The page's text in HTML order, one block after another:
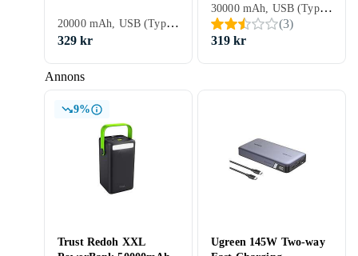
Annons
20000 mAh, USB (Typ C), Vattentålig, Inbyggd trådlös laddning, Solcellsdrift, Stöd för snabbladdning, Genomgångsladdning, 2.1 A
329 kr
30000 mAh, USB (Typ C), USB (Type A), USB (Type C), Stöd för snabbladdning, Genomgångsladdning, 2.1 A
(3)
319 kr
9%
Trust Redoh XXL
Ugreen 145W Two-way